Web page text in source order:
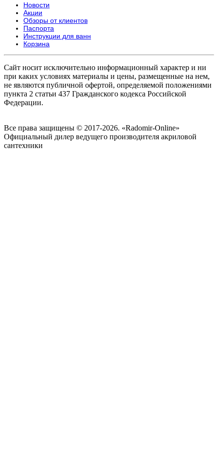
Новости
Акции
Обзоры от клиентов
Паспорта
Инструкции для ванн
Корзина
Сайт носит исключительно информационный характер и ни
при каких условиях материалы и цены, размещенные на нем,
не являются публичной офертой, определяемой положениями
пункта 2 статьи 437 Гражданского кодекса Российской
Федерации.
Все права защищены © 2017-2026. «Radomir-Online»
Официальный дилер ведущего производителя акриловой
сантехники